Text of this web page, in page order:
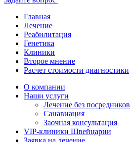
Main
navigation
Главная
Лечение
Реабилитация
Генетика
Клиники
Второе мнение
Расчет стоимости диагностики
Sidebar
О компании
Наши услуги
Лечение без посредников
Санавиация
Заочная консультация
VIP-клиники Швейцарии
Заявка на лечение